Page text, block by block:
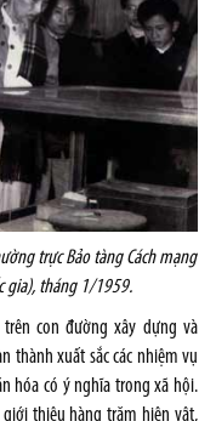
trực Bảo tàng Cách mạng
gia), tháng 1/1959.
trên con đường xây dựng và
thành xuất sắc các nhiệm vụ
hóa có ý nghĩa trong xã hội.
thiệu hàng trăm hiện vật,